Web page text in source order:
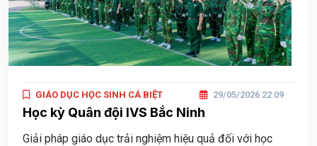
GIÁO DỤC HỌC SINH CÁ BIỆT 29/05/2026 22:09
Học kỳ Quân đội IVS Bắc Ninh
Giải pháp giáo dục trải nghiệm hiệu quả đối với học